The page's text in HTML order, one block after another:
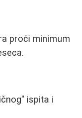
proći minimum
ispita i